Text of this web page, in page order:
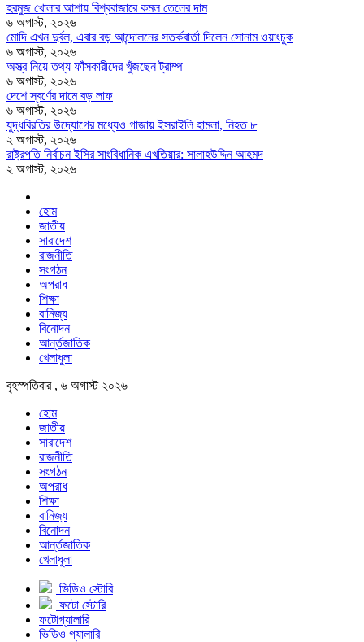
হরমুজ খোলার আশায় বিশ্ববাজারে কমল তেলের দাম
৬ অগাস্ট, ২০২৬
মোদি এখন দুর্বল, এবার বড় আন্দোলনের সতর্কবার্তা দিলেন সোনাম ওয়াংচুক
৬ অগাস্ট, ২০২৬
অস্ত্র নিয়ে তথ্য ফাঁসকারীদের খুঁজছেন ট্রাম্প
৬ অগাস্ট, ২০২৬
দেশে স্বর্ণের দামে বড় লাফ
৬ অগাস্ট, ২০২৬
যুদ্ধবিরতির উদ্যোগের মধ্যেও গাজায় ইসরাইলি হামলা, নিহত ৮
২ অগাস্ট, ২০২৬
রাষ্ট্রপতি নির্বাচন ইসির সাংবিধানিক এখতিয়ার: সালাহউদ্দিন আহমদ
২ অগাস্ট, ২০২৬
হোম
জাতীয়
সারাদেশ
রাজনীতি
সংগঠন
অপরাধ
শিক্ষা
বানিজ্য
বিনোদন
আর্ন্তজাতিক
খেলাধুলা
বৃহস্পতিবার , ৬ অগাস্ট ২০২৬
হোম
জাতীয়
সারাদেশ
রাজনীতি
সংগঠন
অপরাধ
শিক্ষা
বানিজ্য
বিনোদন
আর্ন্তজাতিক
খেলাধুলা
ভিডিও স্টোরি
ফটো স্টোরি
ফটোগ্যালারি
ভিডিও গ্যালারি